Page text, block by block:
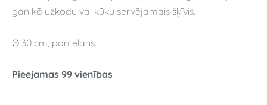
gan kā uzkodu vai kūku servējamais šķīvis.
Ø 30 cm, porcelāns
Pieejamas 99 vienības